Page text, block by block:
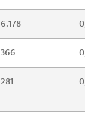
6.178 0,23
366 0,01
281 0,01